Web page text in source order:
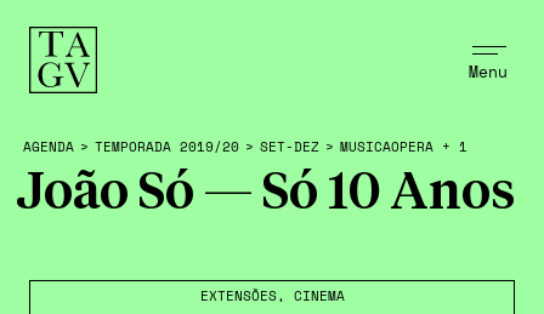
Menu
EXTENSÕES, CINEMA
AGENDA > TEMPORADA 2019/20 > SET-DEZ > MUSICAOPERA + 1
João Só — Só 10 Anos